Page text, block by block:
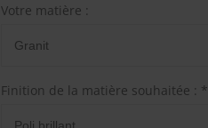
Votre matière :
Finition de la matière souhaitée : *